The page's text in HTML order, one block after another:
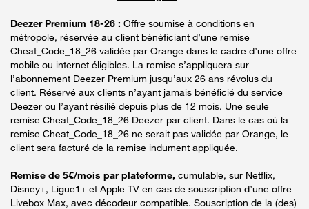
Deezer Premium 18-26 : Offre soumise à conditions en
métropole, réservée au client bénéficiant d’une remise
Cheat_Code_18_26 validée par Orange dans le cadre d’une offre
mobile ou internet éligibles. La remise s’appliquera sur
l’abonnement Deezer Premium jusqu’aux 26 ans révolus du
client. Réservé aux clients n’ayant jamais bénéficié du service
Deezer ou l’ayant résilié depuis plus de 12 mois. Une seule
remise Cheat_Code_18_26 Deezer par client. Dans le cas où la
remise Cheat_Code_18_26 ne serait pas validée par Orange, le
client sera facturé de la remise indument appliquée.
Remise de 5€/mois par plateforme, cumulable, sur Netflix,
Disney+, Ligue1+ et Apple TV en cas de souscription d’une offre
Livebox Max, avec décodeur compatible. Souscription de la (des)